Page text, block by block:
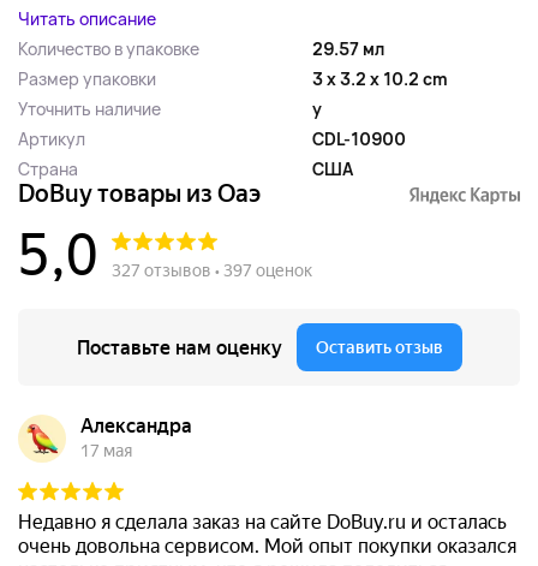
Читать описание
Количество в упаковке
29.57 мл
Размер упаковки
3 x 3.2 x 10.2 cm
Уточнить наличие
y
Артикул
CDL-10900
Страна
США